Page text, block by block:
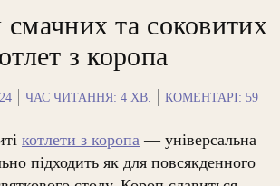
смачних та соковитих
з коропа
ЧАС ЧИТАННЯ: 4 ХВ. КОМЕНТАРІ: 59
котлети з коропа — універсальна
підходить як для повсякденного